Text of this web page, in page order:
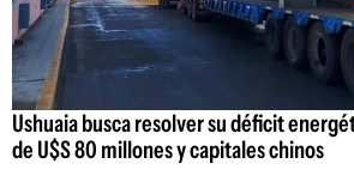
Ushuaia busca resolver su déficit
de U$S 80 millones y capitales chinos